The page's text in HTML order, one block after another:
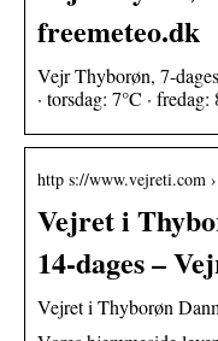
freemeteo.dk
Vejr Thyborøn, 7-
· torsdag: 7°C ·
http s://www.vejreti.com
Vejret i
14-dages –
Vejret i Thyborøn